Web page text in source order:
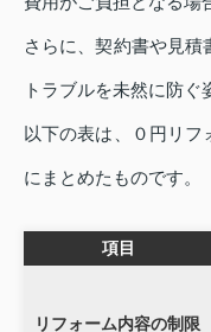
さらに、契約書や見
トラブルを未然に防ぐ
以下の表は、０円リ
にまとめたものです。
項目
リフォーム内容の制限